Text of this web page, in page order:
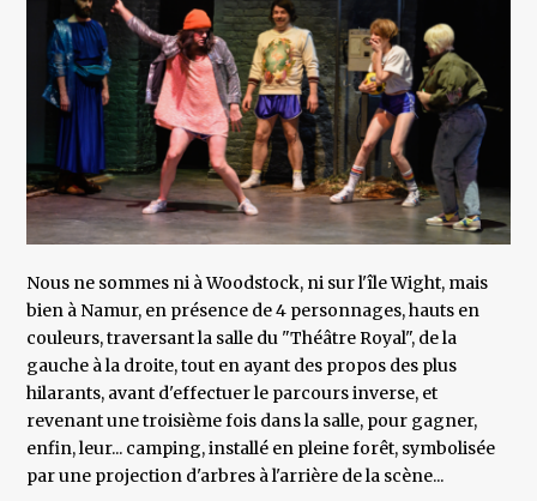
Nous ne sommes ni à Woodstock, ni sur l'île Wight, mais
bien à Namur, en présence de 4 personnages, hauts en
couleurs, traversant la salle du "Théâtre Royal", de la
gauche à la droite, tout en ayant des propos des plus
hilarants, avant d'effectuer le parcours inverse, et
revenant une troisième fois dans la salle, pour gagner,
enfin, leur... camping, installé en pleine forêt, symbolisée
par une projection d'arbres à l'arrière de la scène...